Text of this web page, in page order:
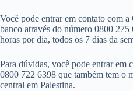
Você pode entrar em contato com
banco através do número 0800
horas por dia, todos os 7 dias da
Para dúvidas, você pode entrar
0800 722 6398 que também tem o
central em Palestina.